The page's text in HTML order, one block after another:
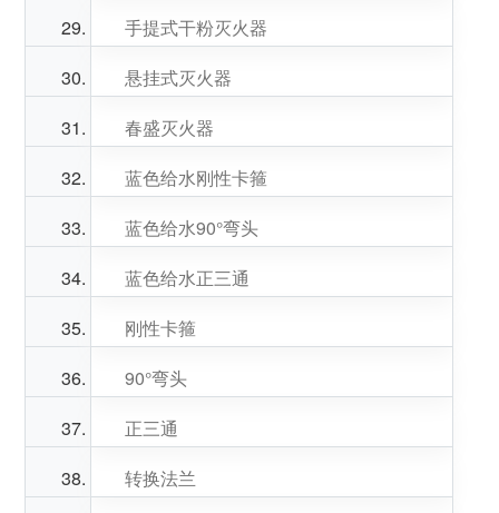
手提式干粉灭火器
悬挂式灭火器
春盛灭火器
蓝色给水刚性卡箍
蓝色给水90°弯头
蓝色给水正三通
刚性卡箍
90°弯头
正三通
转换法兰